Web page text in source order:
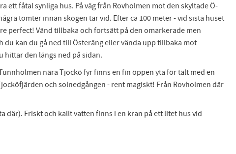
ett fåtal synliga hus. På väg från Rovholmen mot den skyltade Ö-
tomter innan skogen tar vid. Efter ca 100 meter - vid sista huset
perfect! Vänd tillbaka och fortsätt på den omarkerade men
kan du gå ned till Österäng eller vända upp tillbaka mot
hittar den längs ned på sidan.
nära Tjockö fyr finns en fin öppen yta för tält med en
och solnedgången - rent magiskt! Från Rovholmen där
Friskt och kallt vatten finns i en kran på ett litet hus vid